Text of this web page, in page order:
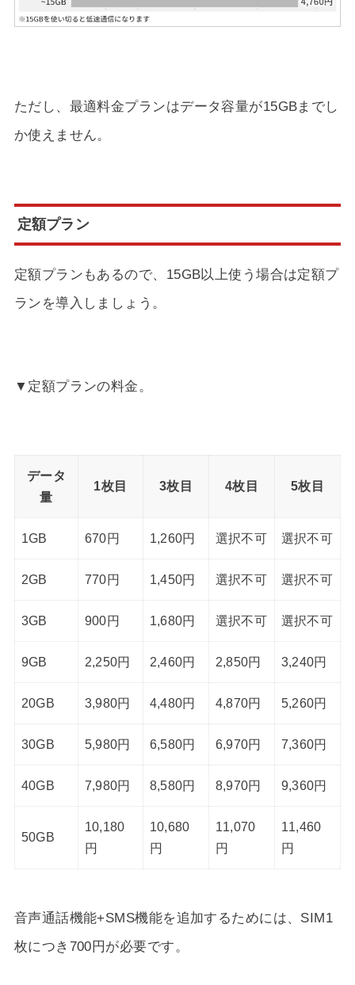
ただし、最適料金プランはデータ容量が15GBまでし
か使えません。
定額プラン
定額プランもあるので、15GB以上使う場合は定額プ
ランを導入しましょう。
▼定額プランの料金。
データ
量
1枚目 3枚目 4枚目 5枚目
1GB 670円 1,260円 選択不可 選択不可
2GB 770円 1,450円 選択不可 選択不可
3GB 900円 1,680円 選択不可 選択不可
9GB 2,250円 2,460円 2,850円 3,240円
20GB 3,980円 4,480円 4,870円 5,260円
30GB 5,980円 6,580円 6,970円 7,360円
40GB 7,980円 8,580円 8,970円 9,360円
50GB
10,180
円
10,680
円
11,070
円
11,460
円
音声通話機能+SMS機能を追加するためには、SIM1
枚につき700円が必要です。